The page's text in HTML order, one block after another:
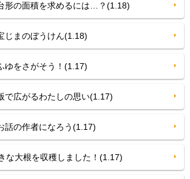
の面積を求めるには…？(1.18)
まのぼうけん(1.18)
をさがそう！(1.17)
広がるわたしの思い(1.17)
の作者になろう(1.17)
大根を収穫しました！(1.17)